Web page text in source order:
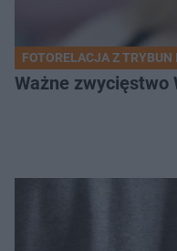
FOTORELACJA Z TRYBUN
Ważne zwycięstwo